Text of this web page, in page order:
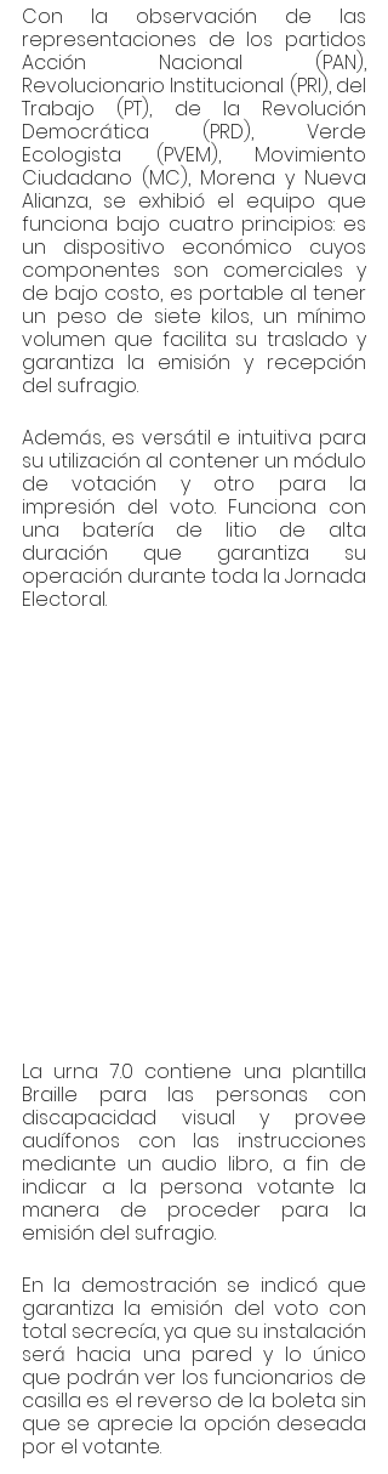
Con la observación de las
representaciones de los partidos
Acción Nacional (PAN),
Revolucionario Institucional (PRI), del
Trabajo (PT), de la Revolución
Democrática (PRD), Verde
Ecologista (PVEM), Movimiento
Ciudadano (MC), Morena y Nueva
Alianza, se exhibió el equipo que
funciona bajo cuatro principios: es
un dispositivo económico cuyos
componentes son comerciales y
de bajo costo, es portable al tener
un peso de siete kilos, un mínimo
volumen que facilita su traslado y
garantiza la emisión y recepción
del sufragio.
Además, es versátil e intuitiva para
su utilización al contener un módulo
de votación y otro para la
impresión del voto. Funciona con
una batería de litio de alta
duración que garantiza su
operación durante toda la Jornada
Electoral.
La urna 7.0 contiene una plantilla
Braille para las personas con
discapacidad visual y provee
audífonos con las instrucciones
mediante un audio libro, a fin de
indicar a la persona votante la
manera de proceder para la
emisión del sufragio.
En la demostración se indicó que
garantiza la emisión del voto con
total secrecía, ya que su instalación
será hacia una pared y lo único
que podrán ver los funcionarios de
casilla es el reverso de la boleta sin
que se aprecie la opción deseada
por el votante.